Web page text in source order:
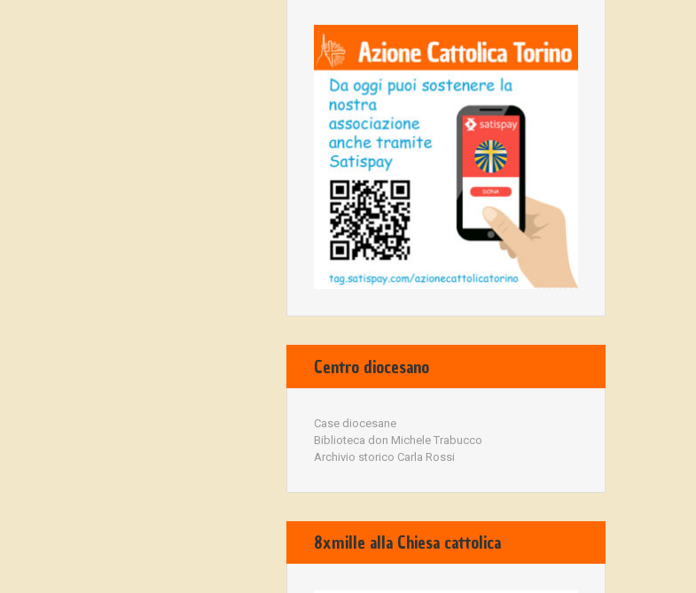
Centro diocesano
Case diocesane
Biblioteca don Michele Trabucco
Archivio storico Carla Rossi
8xmille alla Chiesa cattolica